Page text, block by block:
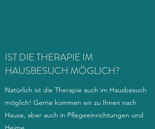
IST DIE THERAPIE IM
HAUSBESUCH MÖGLICH?
Natürlich ist die Therapie auch im Hausbesuch
möglich! Gerne kommen wir zu Ihnen nach
Hause, aber auch in Pflegeeinrichtungen und